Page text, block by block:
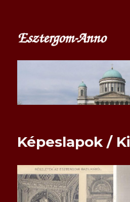
esztergom-
Képeslapok /